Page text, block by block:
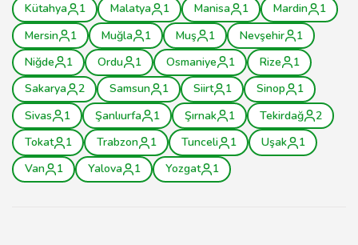
Kütahya
1 Malatya 1 Manisa 1 Mardin
1
Mersin
1 Muğla 1 Muş 1 Nevşehir
1
Niğde
1 Ordu 1 Osmaniye 1 Rize
1
Sakarya
2 Samsun 1 Siirt 1 Sinop
1
Sivas
1 Şanlıurfa 1 Şırnak 1 Tekirdağ
2
Tokat
1 Trabzon 1 Tunceli 1 Uşak
1
Van
1 Yalova 1 Yozgat 1